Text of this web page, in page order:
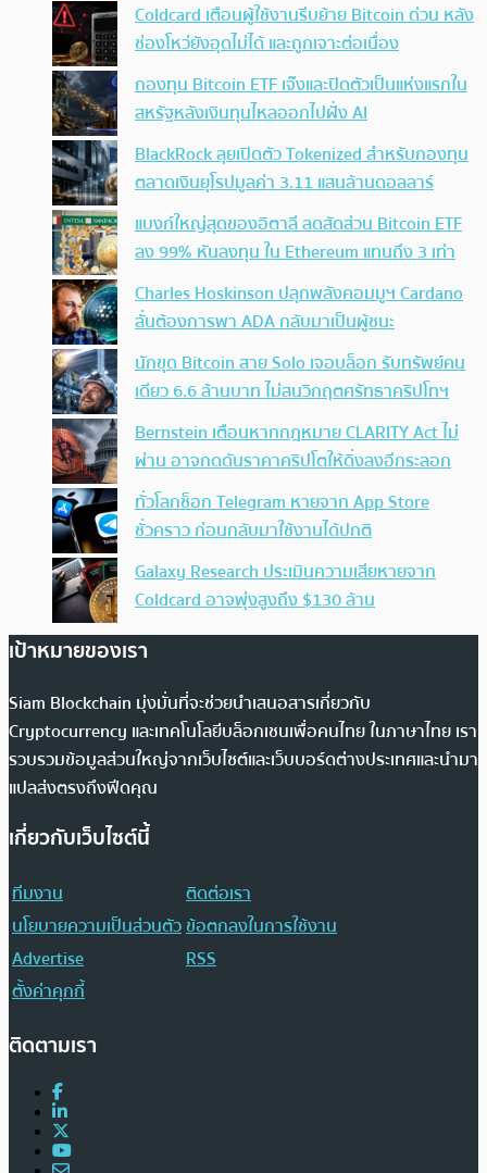
Coldcard เตือนผู้ใช้งานรีบย้าย Bitcoin ด่วน หลัง
ช่องโหว่ยังอุดไม่ได้ และถูกเจาะต่อเนื่อง
กองทุน Bitcoin ETF เจ๊งและปิดตัวเป็นแห่งแรกใน
สหรัฐหลังเงินทุนไหลออกไปฝั่ง AI
BlackRock ลุยเปิดตัว Tokenized สำหรับกองทุน
ตลาดเงินยุโรปมูลค่า 3.11 แสนล้านดอลลาร์
แบงก์ใหญ่สุดของอิตาลี ลดสัดส่วน Bitcoin ETF
ลง 99% หันลงทุน ใน Ethereum แทนถึง 3 เท่า
Charles Hoskinson ปลุกพลังคอมมูฯ Cardano
ลั่นต้องการพา ADA กลับมาเป็นผู้ชนะ
นักขุด Bitcoin สาย Solo เจอบล็อก รับทรัพย์คน
เดียว 6.6 ล้านบาท ไม่สนวิกฤตศรัทธาคริปโทฯ
Bernstein เตือนหากกฎหมาย CLARITY Act ไม่
ผ่าน อาจกดดันราคาคริปโตให้ดิ่งลงอีกระลอก
ทั่วโลกช็อก Telegram หายจาก App Store
ชั่วคราว ก่อนกลับมาใช้งานได้ปกติ
Galaxy Research ประเมินความเสียหายจาก
Coldcard อาจพุ่งสูงถึง $130 ล้าน
เป้าหมายของเรา
Siam Blockchain มุ่งมั่นที่จะช่วยนำเสนอสารเกี่ยวกับ
Cryptocurrency และเทคโนโลยีบล็อกเชนเพื่อคนไทย ในภาษาไทย เรา
รวบรวมข้อมูลส่วนใหญ่จากเว็บไซต์และเว็บบอร์ดต่างประเทศและนำมา
แปลส่งตรงถึงฟีดคุณ
เกี่ยวกับเว็บไซต์นี้
ทีมงาน
ติดต่อเรา
นโยบายความเป็นส่วนตัวข้อตกลงในการใช้งาน
Advertise
RSS
ตั้งค่าคุกกี้
ติดตามเรา